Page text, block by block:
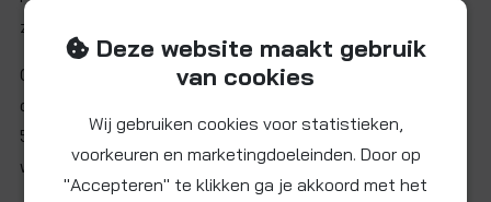
zijden. Totale lengte van 100 mm.
Ook verkrijgbaar in vele andere maten en lengtes. Neem
contact met ons op via info@easy-fitt.nl of +31(0)72
534 5070 indien u de gewenste uitvoering niet op onze
website kunt vinden.
Deze website maakt gebruik
van cookies
Wij gebruiken cookies voor statistieken,
voorkeuren en marketingdoeleinden. Door op
"Accepteren" te klikken ga je akkoord met het